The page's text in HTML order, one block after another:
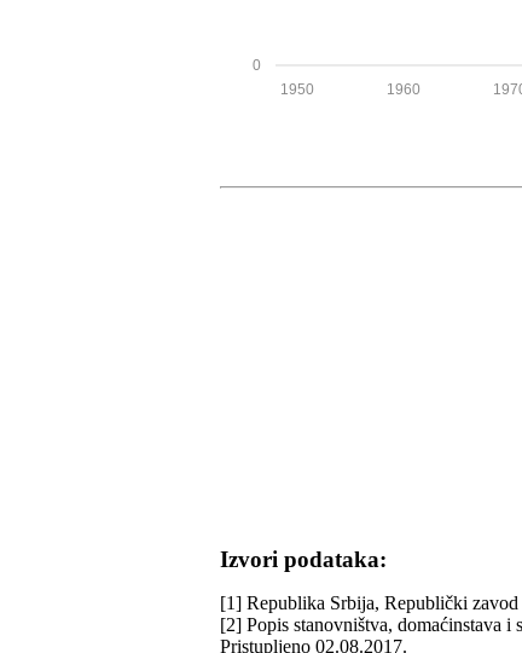
0
1960
1950
Izvori podataka:
[1] Republika Srbija, Republički zavod
[2] Popis stanovništva, domaćinstava
Pristupljeno 02.08.2017.